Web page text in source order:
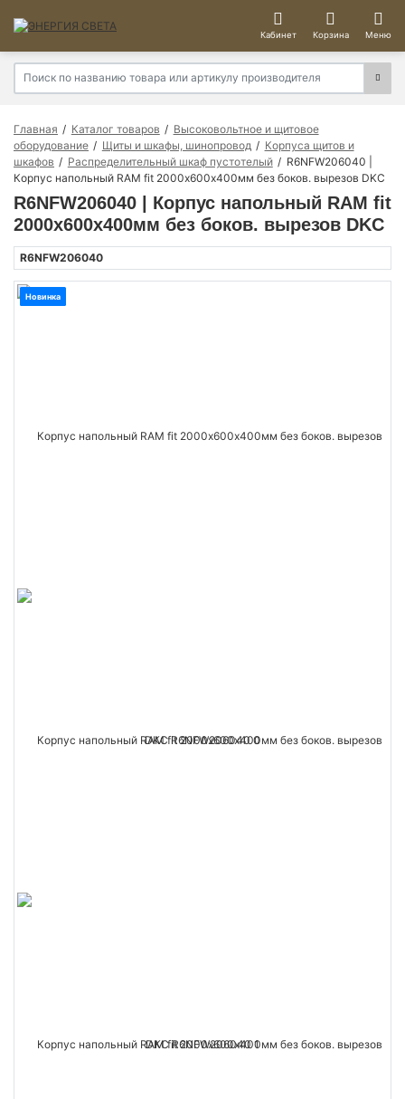
Кабинет Корзина Меню
Главная Каталог товаров
Высоковольтное и щитовое
оборудование
Щиты и шкафы, шинопровод
Корпуса щитов и
шкафов
Распределительный шкаф пустотелый
R6NFW206040 |
Корпус напольный RAM fit 2000х600х400мм без боков. вырезов DKC
R6NFW206040 | Корпус напольный RAM fit
2000х600х400мм без боков. вырезов DKC
R6NFW206040
Новинка